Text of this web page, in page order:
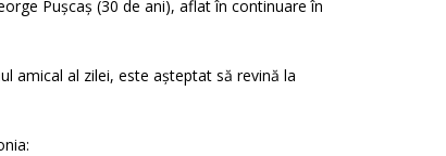
Pușcaș (30 de ani), aflat în continuare în
amical al zilei, este așteptat să revină la